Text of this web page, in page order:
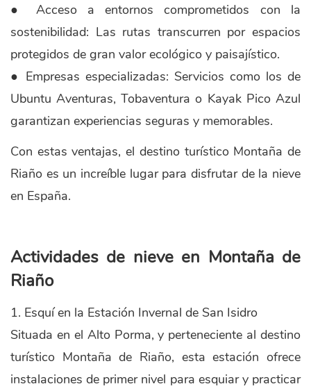
● Acceso a entornos comprometidos con la
sostenibilidad: Las rutas transcurren por espacios
protegidos de gran valor ecológico y paisajístico.
● Empresas especializadas: Servicios como los de
Ubuntu Aventuras, Tobaventura o Kayak Pico Azul
garantizan experiencias seguras y memorables.
Con estas ventajas, el destino turístico Montaña de
Riaño es un increíble lugar para disfrutar de la nieve
en España.
Actividades de nieve en Montaña de
Riaño
1. Esquí en la Estación Invernal de San Isidro
Situada en el Alto Porma, y perteneciente al destino
turístico Montaña de Riaño, esta estación ofrece
instalaciones de primer nivel para esquiar y practicar